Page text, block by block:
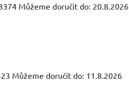
Můžeme doručit do: 20.8.2026
Můžeme doručit do: 11.8.2026